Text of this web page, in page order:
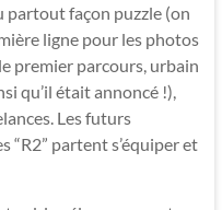
partout façon puzzle (on
ligne pour les photos
premier parcours, urbain
qu’il était annoncé !),
Les futurs
“R2” partent s’équiper et